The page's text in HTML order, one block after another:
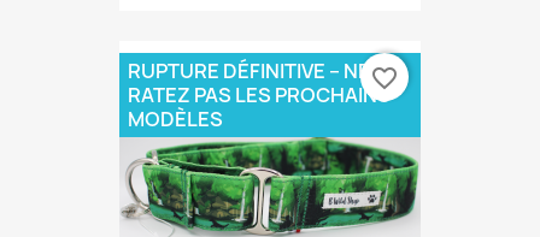
RUPTURE DÉFINITIVE – NE
RATEZ PAS LES PROCHAINS
MODÈLES
favorite_border